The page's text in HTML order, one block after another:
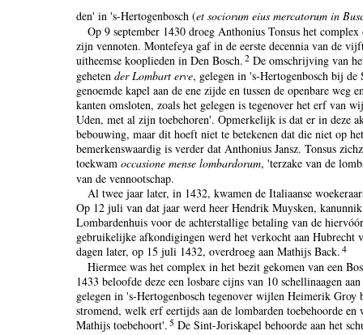
den' in 's-Hertogenbosch (et sociorum eius mercatorum in
Op 9 september 1430 droeg Anthonius Tonsus het
zijn vennoten. Montefeya gaf in de eerste decennia van de
uitheemse kooplieden in Den Bosch. 2De omschrijving van
gehetender Lombart erve, gelegen in 's-Hertogenbosch bij
genoemde kapel aan de ene zijde en tussen de openbare weg
kanten omsloten, zoals het gelegen is tegenover het erf van
Uden, met al zijn toebehoren'. Opmerkelijk is dat er in deze
bebouwing, maar dit hoeft niet te betekenen dat die niet op
bemerkenswaardig is verder dat Anthonius Jansz. Tonsus
toekwamoccasione mense lombardorum, 'terzake van de
van de vennootschap.
Al twee jaar later, in 1432, kwamen de Italiaanse
Op 12 juli van dat jaar werd heer Hendrik Muysken,
Lombardenhuis voor de achterstallige betaling van de
gebruikelijke afkondigingen werd het verkocht aan
dagen later, op 15 juli 1432, overdroeg aan Mathijs Back. 4
Hiermee was het complex in het bezit gekomen van een
1433 beloofde deze een losbare cijns van 10 schellinaagen
gelegen in 's-Hertogenbosch tegenover wijlen Heimerik
stromend, welk erf eertijds aan de lombarden toebehoorde
Mathijs toebehoort'. 5 De Sint-Joriskapel behoorde aan het